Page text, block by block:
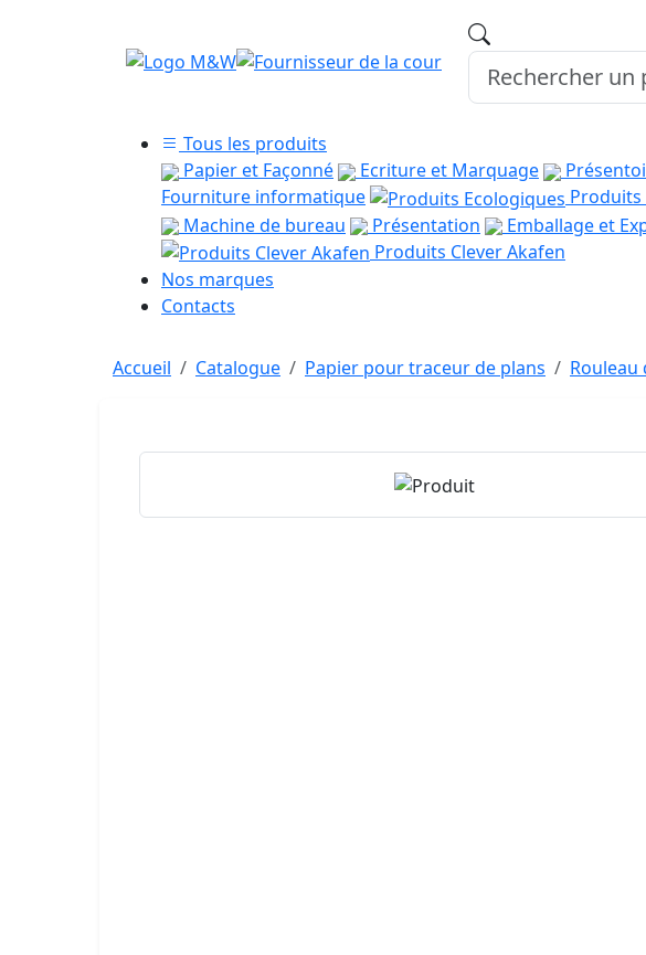
Tous les produits
Papier et Façonné
Ecriture et Marquage
Fourniture informatique
Produits
Machine de bureau
Présentation Emballage et
Produits Clever Akafen
Nos marques
Contacts
Accueil Catalogue Papier pour traceur de plans Rouleau